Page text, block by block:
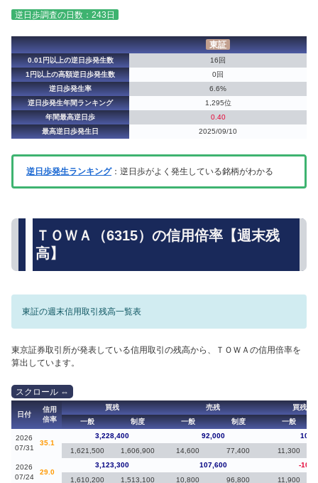
逆日歩調査の日数：243日
東証
0.01円以上の逆日歩発生数
16回
1円以上の高額逆日歩発生数
0回
逆日歩発生率
6.6%
逆日歩発生年間ランキング
1,295位
年間最高逆日歩
0.40
最高逆日歩発生日
2025/09/10
逆日歩発生ランキング：逆日歩がよく発生している銘柄がわかる
ＴＯＷＡ（6315）の信用倍率【週末残
高】
東証の週末信用取引残高一覧表
東京証券取引所が発表している信用取引の残高から、ＴＯＷＡの信用倍率を
算出しています。
日付
信用
倍率
買残 売残
買残（
一般
制度 一般 制度 一般
2026
07/31
35.1
3,228,400 92,000
1,621,500
1,606,900 14,600 77,400 11,300
2026
07/24
29.0
3,123,300 107,600
-
1,610,200
1,513,100 10,800 96,800 11,900